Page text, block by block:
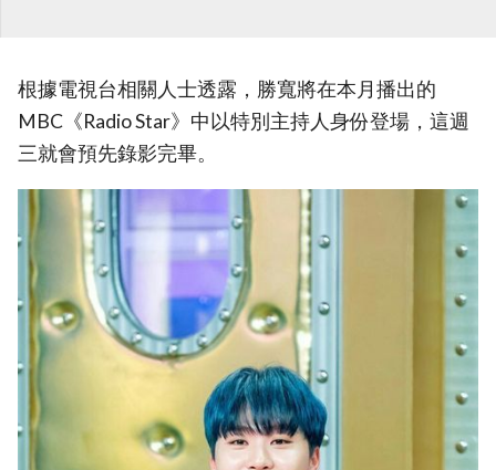
根據電視台相關人士透露，勝寬將在本月播出的
MBC《Radio Star》中以特別主持人身份登場，這週
三就會預先錄影完畢。